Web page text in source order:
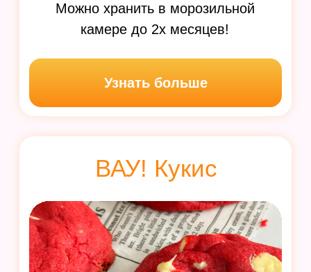
Узнать больше
НеДесерты: меню на
каждый день